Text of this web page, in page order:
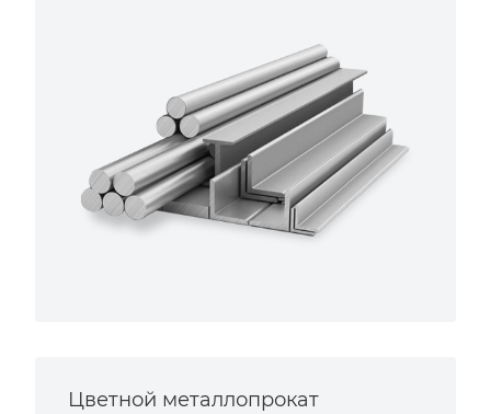
Цветной металлопрокат